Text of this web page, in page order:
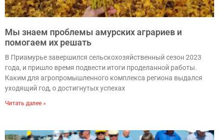
Мы знаем проблемы амурских аграриев и
помогаем их решать
В Приамурье завершился сельскохозяйственный сезон 2023
года, и пришло время подвести итоги проделанной работы.
Каким для агропромышленного комплекса региона выдался
уходящий год, о достигнутых успехах
Читать далее »